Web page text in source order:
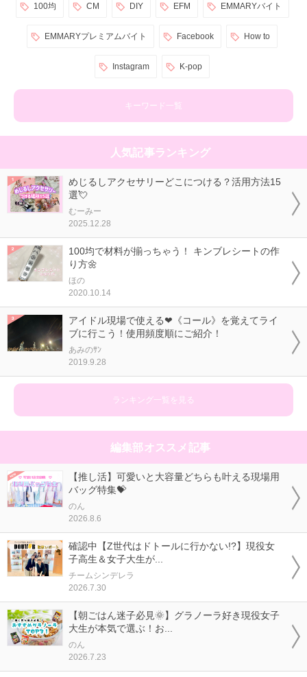
100均 CM DIY EFM EMMARYバイト
EMMARYプレミアムバイト Facebook How to
Instagram K-pop
キーワード一覧
人気記事ランキング
めじるしアクセサリーどこにつける？活用方法15
選💘
むーみー
2025.12.28
100均で材料が揃っちゃう！ キンブレシートの作
り方🌼
ほの
2020.10.14
アイドル現場で使える❤《コール》を覚えてライ
ブに行こう！使用頻度順にご紹介！
あみのｻﾝ
2019.9.28
ランキング一覧を見る
編集部オススメ記事
【推し活】可愛いと大容量どちらも叶える現場用
バッグ特集💝
のん
2026.8.6
確認中【Z世代はドトールに行かない!?】現役女
子高生＆女子大生が...
チームシンデレラ
2026.7.30
【朝ごはん迷子必見🌞】グラノーラ好き現役女子
大生が本気で選ぶ！お...
のん
2026.7.23